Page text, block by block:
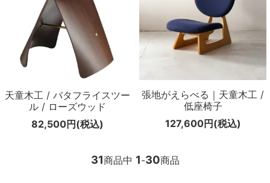
天童木工 / バタフライスツー
ル / ローズウッド
82,500円(税込)
張地がえらべる｜天童木工 /
低座椅子
127,600円(税込)
31商品中 1-30商品